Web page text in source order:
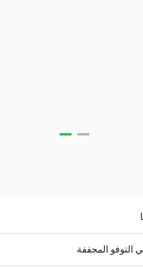
التوفو المجففة